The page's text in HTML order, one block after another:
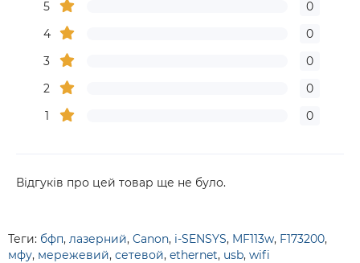
5
0
4
0
3
0
2
0
1
0
Відгуків про цей товар ще не було.
Теги: бфп, лазерний, Canon, i-SENSYS, MF113w, F173200,
мфу, мережевий, сетевой, ethernet, usb, wifi